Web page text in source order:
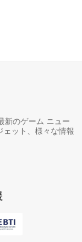
新のゲーム ニュー
ェット、様々な情報